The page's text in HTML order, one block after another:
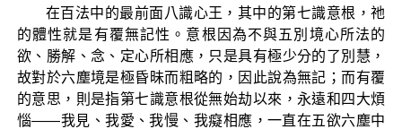
在百法中的最前面八識心王，其中的第七識意根，祂
的體性就是有覆無記性。意根因為不與五別境心所法的
欲、勝解、念、定心所相應，只是具有極少分的了別慧，
故對於六塵境是極昏昧而粗略的，因此說為無記；而有覆
的意思，則是指第七識意根從無始劫以來，永遠和四大煩
惱——我見、我愛、我慢、我癡相應，一直在五欲六塵中